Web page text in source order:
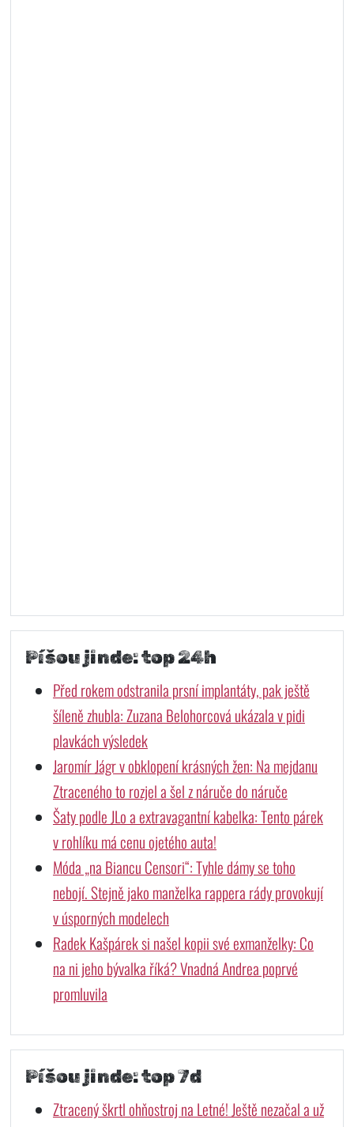
Píšou jinde: top 24h
Před rokem odstranila prsní implantáty, pak ještě
šíleně zhubla: Zuzana Belohorcová ukázala v pidi
plavkách výsledek
Jaromír Jágr v obklopení krásných žen: Na mejdanu
Ztraceného to rozjel a šel z náruče do náruče
Šaty podle JLo a extravagantní kabelka: Tento párek
v rohlíku má cenu ojetého auta!
Móda „na Biancu Censori“: Tyhle dámy se toho
nebojí. Stejně jako manželka rappera rády provokují
v úsporných modelech
Radek Kašpárek si našel kopii své exmanželky: Co
na ni jeho bývalka říká? Vnadná Andrea poprvé
promluvila
Píšou jinde: top 7d
Ztracený škrtl ohňostroj na Letné! Ještě nezačal a už